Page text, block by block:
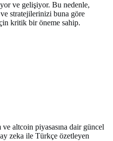
ve gelişiyor. Bu nedenle,
stratejilerinizi buna göre
kritik bir öneme sahip.
altcoin piyasasına dair güncel
zeka ile Türkçe özetleyen